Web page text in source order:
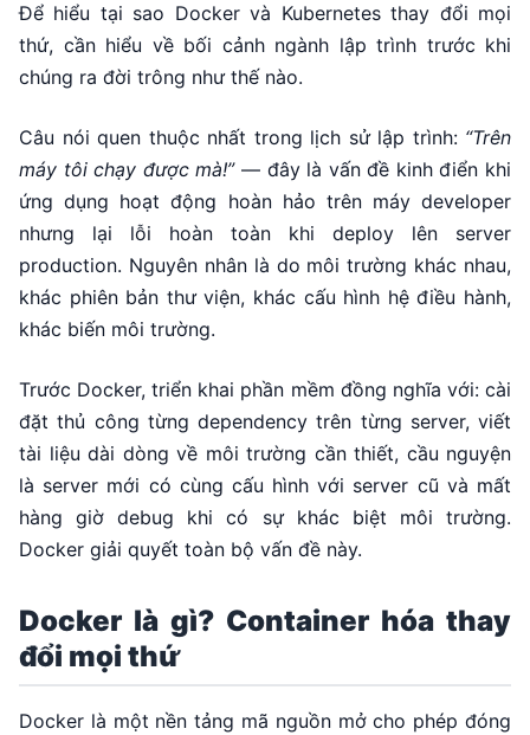
Để hiểu tại sao Docker và Kubernetes thay đổi mọi
thứ, cần hiểu về bối cảnh ngành lập trình trước khi
chúng ra đời trông như thế nào.
Câu nói quen thuộc nhất trong lịch sử lập trình: “Trên
máy tôi chạy được mà!”— đây là vấn đề kinh điển khi
ứng dụng hoạt động hoàn hảo trên máy developer
nhưng lại lỗi hoàn toàn khi deploy lên server
production. Nguyên nhân là do môi trường khác nhau,
khác phiên bản thư viện, khác cấu hình hệ điều hành,
khác biến môi trường.
Trước Docker, triển khai phần mềm đồng nghĩa với: cài
đặt thủ công từng dependency trên từng server, viết
tài liệu dài dòng về môi trường cần thiết, cầu nguyện
là server mới có cùng cấu hình với server cũ và mất
hàng giờ debug khi có sự khác biệt môi trường.
Docker giải quyết toàn bộ vấn đề này.
Docker là gì? Container hóa thay
đổi mọi thứ
Docker là một nền tảng mã nguồn mở cho phép đóng